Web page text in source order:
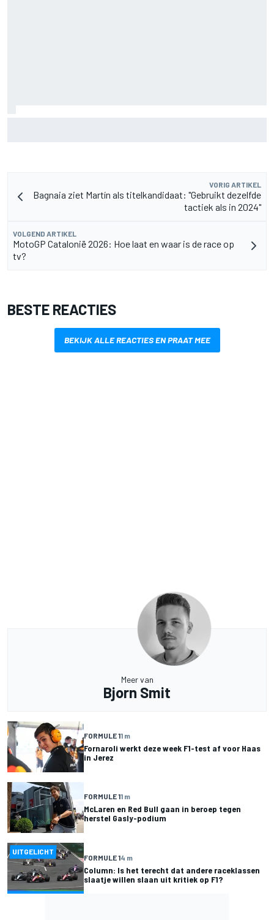
VORIG ARTIKEL
Bagnaia ziet Martín als titelkandidaat: "Gebruikt dezelfde
tactiek als in 2024"
VOLGEND ARTIKEL
MotoGP Catalonië 2026: Hoe laat en waar is de race op
tv?
BESTE REACTIES
BEKIJK ALLE REACTIES EN PRAAT MEE
Meer van
Bjorn Smit
FORMULE 11 m
Fornaroli werkt deze week F1-test af voor Haas
in Jerez
FORMULE 11 m
McLaren en Red Bull gaan in beroep tegen
herstel Gasly-podium
UITGELICHT
FORMULE 14 m
Column: Is het terecht dat andere raceklassen
slaatje willen slaan uit kritiek op F1?